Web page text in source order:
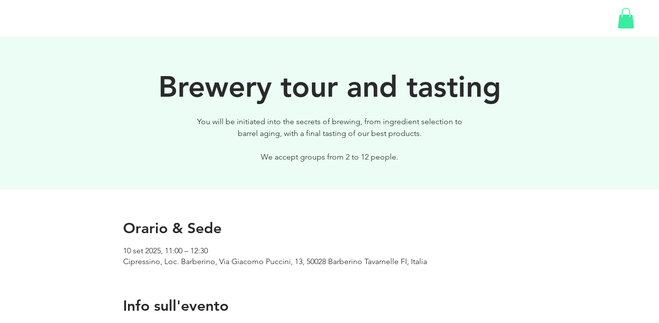
Brewery tour and tasting
You will be initiated into the secrets of brewing, from ingredient selection to
barrel aging, with a final tasting of our best products.
We accept groups from 2 to 12 people.
Orario & Sede
10 set 2025, 11:00 – 12:30
Cipressino, Loc. Barberino, Via Giacomo Puccini, 13, 50028 Barberino Tavarnelle FI, Italia
Info sull'evento